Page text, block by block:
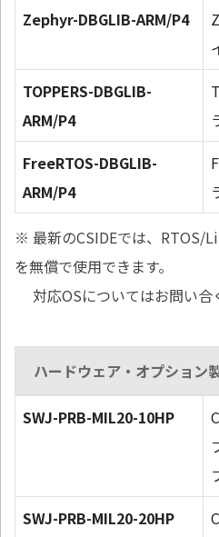
Zephyr-DBGLIB-ARM/P4
TOPPERS-DBGLIB-
ARM/P4
FreeRTOS-DBGLIB-
ARM/P4
※ 最新のCSIDEでは、RTOS/
を無償で使用できます。
対応OSについてはお問い合
ハードウェア・オプション
SWJ-PRB-MIL20-10HP
SWJ-PRB-MIL20-20HP